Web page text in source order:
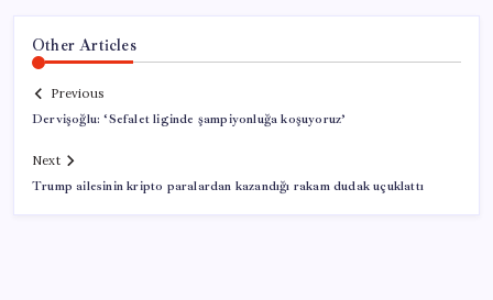
Other Articles
Previous
Dervişoğlu: ‘Sefalet liginde şampiyonluğa koşuyoruz’
Next
Trump ailesinin kripto paralardan kazandığı rakam dudak uçuklattı